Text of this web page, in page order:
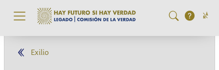
Pasar al contenido principal
Exilio